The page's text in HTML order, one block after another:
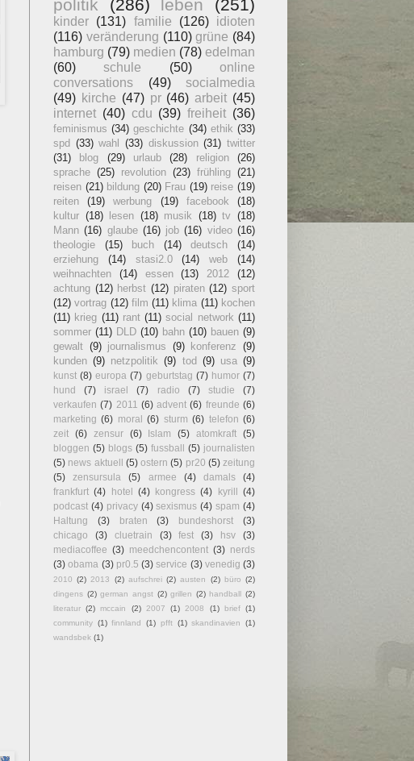
politik (286) leben (251)
kinder (131) familie (126)
idioten
(116) veränderung (110) grüne (84)
hamburg (79) medien (78) edelman
(60)
schule (50)
online
conversations
(49)
socialmedia
(49) kirche (47) pr (46) arbeit (45)
internet (40) cdu (39) freiheit (36)
feminismus (34) geschichte (34) ethik (33)
spd (33) wahl (33) diskussion (31) twitter
(31)
blog (29) urlaub (28) religion
(26)
sprache (25) revolution (23) frühling (21)
reisen (21) bildung (20) Frau (19) reise (19)
reiten
(19) werbung (19) facebook
(18)
kultur (18) lesen (18) musik (18) tv
(18)
Mann (16) glaube (16) job (16) video (16)
theologie
(15) buch (14) deutsch
(14)
erziehung
(14) stasi2.0 (14) web
(14)
weihnachten
(14) essen (13) 2012
(12)
achtung (12) herbst (12) piraten (12) sport
(12) vortrag (12) film (11) klima (11) kochen
(11) krieg (11) rant (11) social network (11)
sommer (11) DLD (10) bahn (10) bauen (9)
gewalt (9) journalismus (9) konferenz
(9)
kunden (9) netzpolitik (9) tod (9) usa (9)
kunst (8) europa (7) geburtstag (7) humor (7)
hund
(7) israel (7) radio (7) studie
(7)
verkaufen (7) 2011 (6) advent (6) freunde (6)
marketing (6) moral (6) sturm (6) telefon (6)
zeit
(6) zensur (6) Islam (5) atomkraft
(5)
bloggen (5) blogs (5) fussball (5) journalisten
(5) news aktuell (5) ostern (5) pr20 (5) zeitung
(5)
zensursula (5) armee (4) damals
(4)
frankfurt (4) hotel (4) kongress (4) kyrill
(4)
podcast (4) privacy (4) sexismus (4) spam (4)
Haltung
(3) braten (3) bundeshorst
(3)
chicago
(3) cluetrain (3) fest (3) hsv
(3)
mediacoffee (3) meedchencontent (3) nerds
(3) obama (3) pr0.5 (3) service (3) venedig (3)
2010 (2) 2013 (2) aufschrei (2) austen (2) büro (2)
dingens (2) german angst (2) grillen (2) handball
(2)
literatur (2) mccain (2) 2007 (1) 2008 (1) brief (1)
community (1) finnland (1) pfft (1) skandinavien
(1)
wandsbek (1)